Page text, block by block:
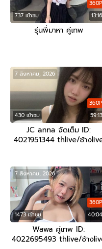
737 เข้าชม 13:16
360P
รุ่นพี่มาหา คู่เทพ
430 เข้าชม 59:13
360P
7 สิงหาคม, 2026
JC anna จัดเต็ม ID:
4021951344 thlive/ช้าง
1473 เข้าชม 40:04
360P
7 สิงหาคม, 2026
Wawa คู่เทพ ID:
4022695493 thlive/ช้าง